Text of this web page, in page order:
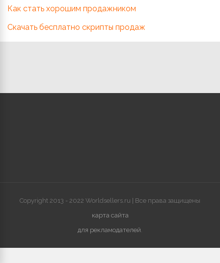
Как стать хорошим продажником
Скачать бесплатно скрипты продаж
Copyright 2013 - 2022 Worldsellers.ru | Все права защищены
карта сайта
для рекламодателей